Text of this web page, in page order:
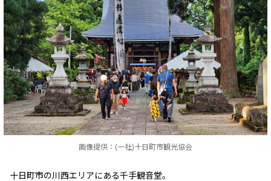
画像提供：(一社)十日町市観光協会
十日町市の川西エリアにある千手観音堂。